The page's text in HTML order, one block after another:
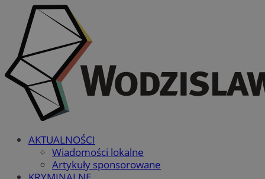
AKTUALNOŚCI
Wiadomości lokalne
Artykuły sponsorowane